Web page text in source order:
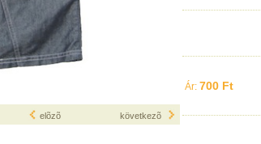
elõzõ következõ
Ár: 700 Ft